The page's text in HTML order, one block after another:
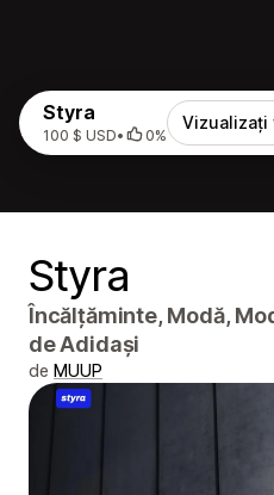
Styra
100 $ USD• 0%
Vizualizați
Styra
Încălțăminte, Modă,
de Adidași
de MUUP